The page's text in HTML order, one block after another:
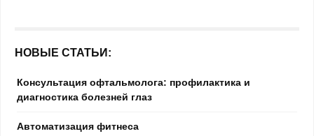
НОВЫЕ СТАТЬИ:
Консультация офтальмолога: профилактика и
диагностика болезней глаз
Автоматизация фитнеса